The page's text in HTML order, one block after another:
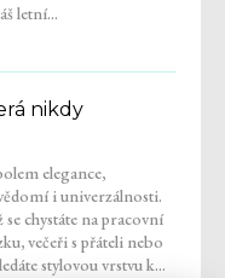
letní...
nikdy
stylovou vrstvu k...